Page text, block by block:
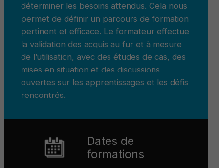
déterminer les besoins attendus. Cela nous
permet de définir un parcours de formation
pertinent et efficace. Le formateur effectue
la validation des acquis au fur et à mesure
de l’utilisation, avec des études de cas, des
mises en situation et des discussions
ouvertes sur les apprentissages et les défis
rencontrés.
Dates de
formations